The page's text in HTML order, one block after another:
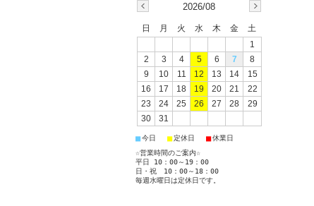
2026/08
日 月 火 水 木 金
土
1
2
3 4 5 6 7
8
9
10 11 12 13 14
15
16
17 18 19 20 21
22
23
24 25 26 27 28
29
30
31
■今日 ■定休日 ■休業日
☆営業時間のご案内☆
平日 10：00～19：00
日・祝 10：00～18：00
毎週水曜日は定休日です。